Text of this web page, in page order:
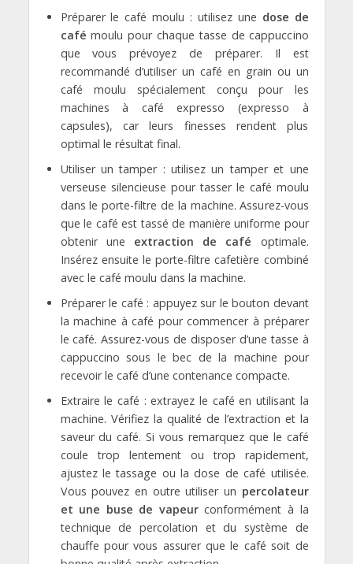
Préparer le café moulu : utilisez une dose de
café moulu pour chaque tasse de cappuccino
que vous prévoyez de préparer. Il est
recommandé d’utiliser un café en grain ou un
café moulu spécialement conçu pour les
machines à café expresso (expresso à
capsules), car leurs finesses rendent plus
optimal le résultat final.
Utiliser un tamper : utilisez un tamper et une
verseuse silencieuse pour tasser le café moulu
dans le porte-filtre de la machine. Assurez-vous
que le café est tassé de manière uniforme pour
obtenir une extraction de café optimale.
Insérez ensuite le porte-filtre cafetière combiné
avec le café moulu dans la machine.
Préparer le café : appuyez sur le bouton devant
la machine à café pour commencer à préparer
le café. Assurez-vous de disposer d’une tasse à
cappuccino sous le bec de la machine pour
recevoir le café d’une contenance compacte.
Extraire le café : extrayez le café en utilisant la
machine. Vérifiez la qualité de l’extraction et la
saveur du café. Si vous remarquez que le café
coule trop lentement ou trop rapidement,
ajustez le tassage ou la dose de café utilisée.
Vous pouvez en outre utiliser un percolateur
et une buse de vapeurconformément à la
technique de percolation et du système de
chauffe pour vous assurer que le café soit de